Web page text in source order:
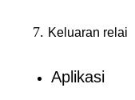
Keluaran relai
Aplikasi